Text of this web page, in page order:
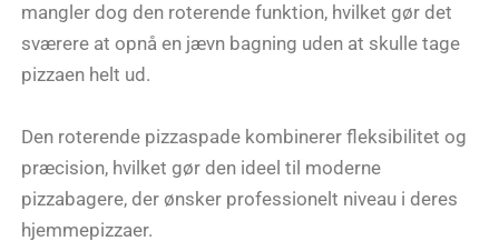
mangler dog den roterende funktion, hvilket gør det
sværere at opnå en jævn bagning uden at skulle tage
pizzaen helt ud.
Den roterende pizzaspade kombinerer fleksibilitet og
præcision, hvilket gør den ideel til moderne
pizzabagere, der ønsker professionelt niveau i deres
hjemmepizzaer.